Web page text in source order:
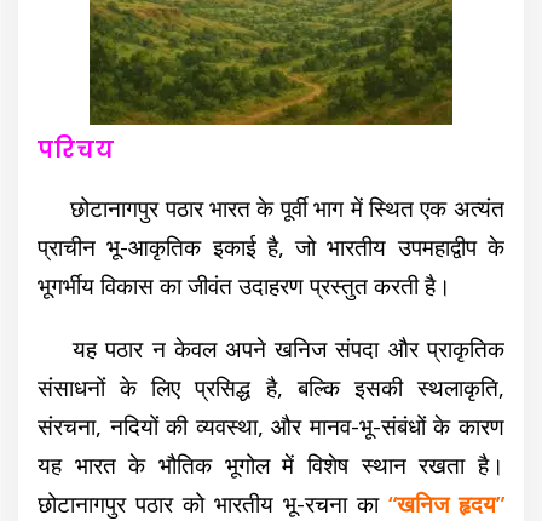
परिचय
छोटानागपुर पठार भारत के पूर्वी भाग में स्थित एक अत्यंत
प्राचीन भू-आकृतिक इकाई है, जो भारतीय उपमहाद्वीप के
भूगर्भीय विकास का जीवंत उदाहरण प्रस्तुत करती है।
यह पठार न केवल अपने खनिज संपदा और प्राकृतिक
संसाधनों के लिए प्रसिद्ध है, बल्कि इसकी स्थलाकृति,
संरचना, नदियों की व्यवस्था, और मानव-भू-संबंधों के कारण
यह भारत के भौतिक भूगोल में विशेष स्थान रखता है।
छोटानागपुर पठार को भारतीय भू-रचना का “खनिज हृदय”